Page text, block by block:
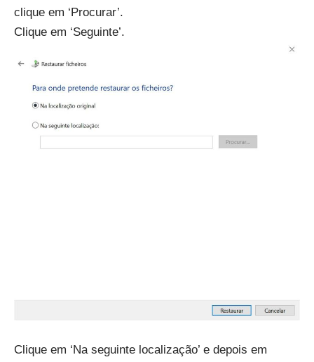
clique em ‘Procurar’.
Clique em ‘Seguinte’.
Clique em ‘Na seguinte localização’ e depois em